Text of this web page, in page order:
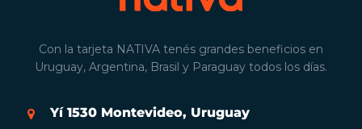
Con la tarjeta NATIVA tenés grandes beneficios en
Uruguay, Argentina, Brasil y Paraguay todos los días.
Yí 1530 Montevideo, Uruguay